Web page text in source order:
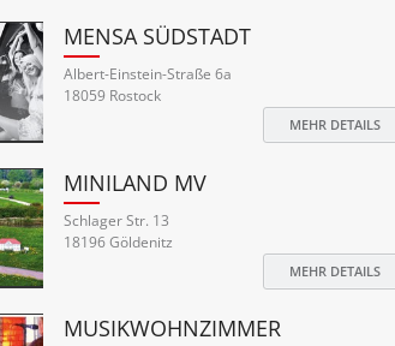
MENSA SÜDSTADT
Albert-Einstein-Straße 6a
18059 Rostock
MEHR DETAILS
MINILAND MV
Schlager Str. 13
18196 Göldenitz
MEHR DETAILS
MUSIKWOHNZIMMER